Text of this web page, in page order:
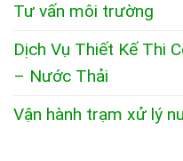
Tư vấn môi trường
Dịch Vụ Thiết Kế Thi
– Nước Thải
Vận hành trạm xử lý